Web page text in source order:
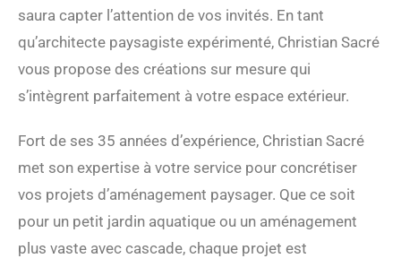
saura capter l’attention de vos invités. En tant
qu’architecte paysagiste expérimenté, Christian Sacré
vous propose des créations sur mesure qui
s’intègrent parfaitement à votre espace extérieur.
Fort de ses 35 années d’expérience, Christian Sacré
met son expertise à votre service pour concrétiser
vos projets d’aménagement paysager. Que ce soit
pour un petit jardin aquatique ou un aménagement
plus vaste avec cascade, chaque projet est